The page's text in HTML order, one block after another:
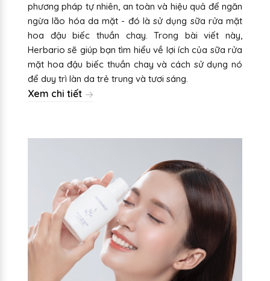
phương pháp tự nhiên, an toàn và hiệu quả để ngăn
ngừa lão hóa da mặt - đó là sử dụng sữa rửa mặt
hoa đậu biếc thuần chay. Trong bài viết này,
Herbario sẽ giúp bạn tìm hiểu về lợi ích của sữa rửa
mặt hoa đậu biếc thuần chay và cách sử dụng nó
để duy trì làn da trẻ trung và tươi sáng.
Xem chi tiết